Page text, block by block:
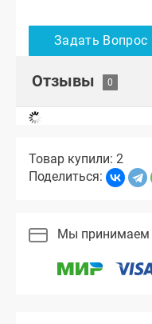
Отзывы
Товар купили: 2
Поделиться:
Мы принимаем